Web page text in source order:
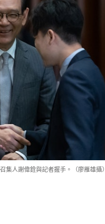
集人謝偉銓與記者握手。（廖雁雄攝）